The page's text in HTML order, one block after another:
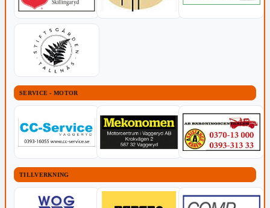
SERVICE - MOTOR
TILLVERKNING